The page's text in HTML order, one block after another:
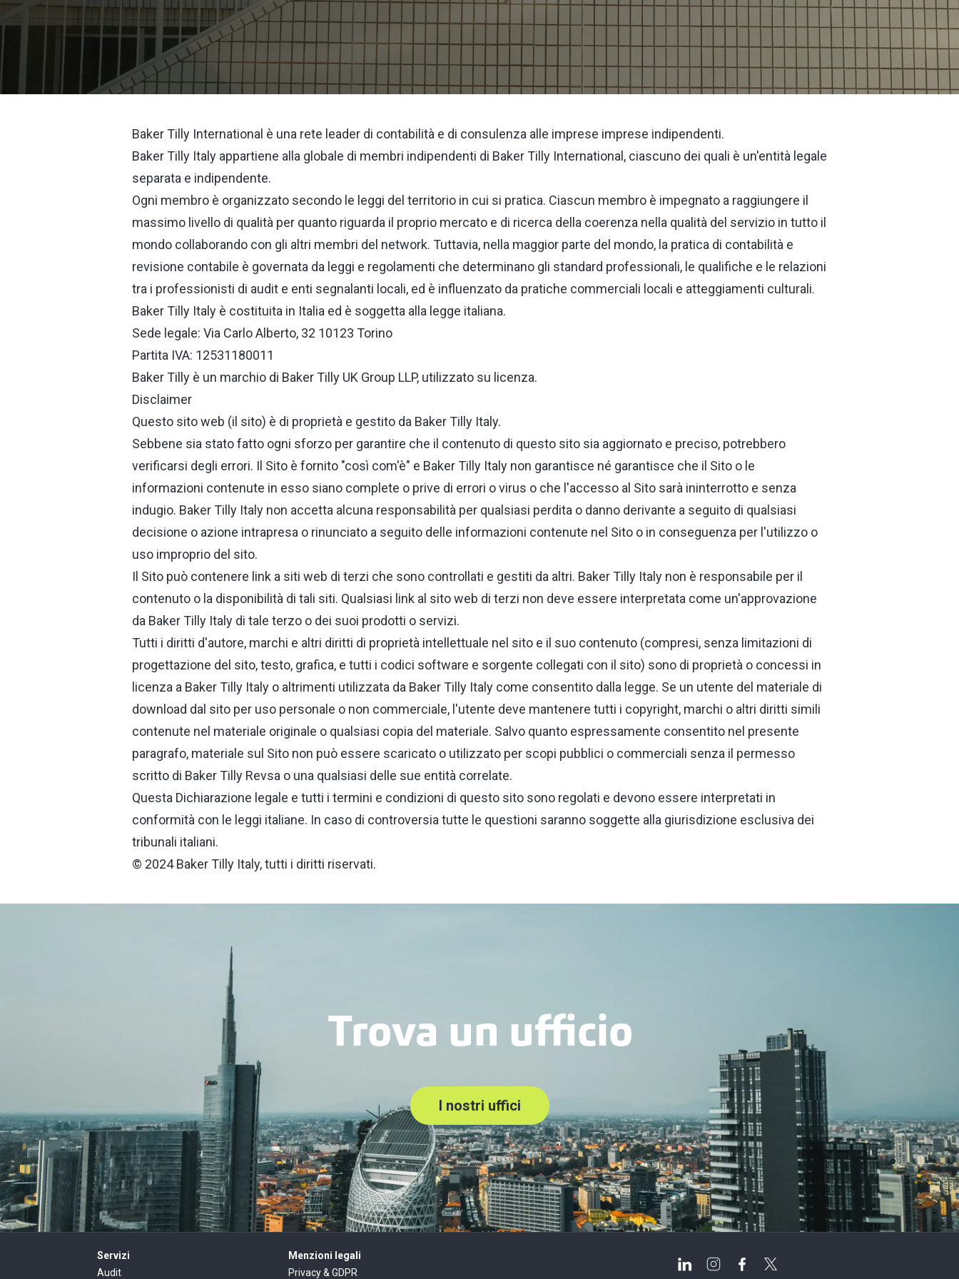
Baker Tilly International è una rete leader di contabilità e di consulenza alle imprese imprese indipendenti.
Baker Tilly Italy appartiene alla globale di membri indipendenti di Baker Tilly International, ciascuno dei quali è un'entità legale
separata e indipendente.
Ogni membro è organizzato secondo le leggi del territorio in cui si pratica. Ciascun membro è impegnato a raggiungere il
massimo livello di qualità per quanto riguarda il proprio mercato e di ricerca della coerenza nella qualità del servizio in tutto il
mondo collaborando con gli altri membri del network. Tuttavia, nella maggior parte del mondo, la pratica di contabilità e
revisione contabile è governata da leggi e regolamenti che determinano gli standard professionali, le qualifiche e le relazioni
tra i professionisti di audit e enti segnalanti locali, ed è influenzato da pratiche commerciali locali e atteggiamenti culturali.
Baker Tilly Italy è costituita in Italia ed è soggetta alla legge italiana.
Sede legale: Via Carlo Alberto, 32 10123 Torino
Partita IVA: 12531180011
Baker Tilly è un marchio di Baker Tilly UK Group LLP, utilizzato su licenza.
Disclaimer
Questo sito web (il sito) è di proprietà e gestito da Baker Tilly Italy.
Sebbene sia stato fatto ogni sforzo per garantire che il contenuto di questo sito sia aggiornato e preciso, potrebbero
verificarsi degli errori. Il Sito è fornito "così com'è" e Baker Tilly Italy non garantisce né garantisce che il Sito o le
informazioni contenute in esso siano complete o prive di errori o virus o che l'accesso al Sito sarà ininterrotto e senza
indugio. Baker Tilly Italy non accetta alcuna responsabilità per qualsiasi perdita o danno derivante a seguito di qualsiasi
decisione o azione intrapresa o rinunciato a seguito delle informazioni contenute nel Sito o in conseguenza per l'utilizzo o
uso improprio del sito.
Il Sito può contenere link a siti web di terzi che sono controllati e gestiti da altri. Baker Tilly Italy non è responsabile per il
contenuto o la disponibilità di tali siti. Qualsiasi link al sito web di terzi non deve essere interpretata come un'approvazione
da Baker Tilly Italy di tale terzo o dei suoi prodotti o servizi.
Tutti i diritti d'autore, marchi e altri diritti di proprietà intellettuale nel sito e il suo contenuto (compresi, senza limitazioni di
progettazione del sito, testo, grafica, e tutti i codici software e sorgente collegati con il sito) sono di proprietà o concessi in
licenza a Baker Tilly Italy o altrimenti utilizzata da Baker Tilly Italy come consentito dalla legge. Se un utente del materiale di
download dal sito per uso personale o non commerciale, l'utente deve mantenere tutti i copyright, marchi o altri diritti simili
contenute nel materiale originale o qualsiasi copia del materiale. Salvo quanto espressamente consentito nel presente
paragrafo, materiale sul Sito non può essere scaricato o utilizzato per scopi pubblici o commerciali senza il permesso
scritto di Baker Tilly Revsa o una qualsiasi delle sue entità correlate.
Questa Dichiarazione legale e tutti i termini e condizioni di questo sito sono regolati e devono essere interpretati in
conformità con le leggi italiane. In caso di controversia tutte le questioni saranno soggette alla giurisdizione esclusiva dei
tribunali italiani.
© 2024 Baker Tilly Italy, tutti i diritti riservati.
Trova un ufficio
I nostri uffici
Servizi
Audit
Menzioni legali
Privacy & GDPR